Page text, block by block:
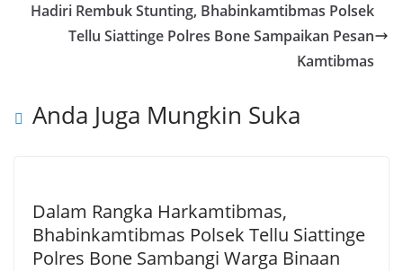
Hadiri Rembuk Stunting, Bhabinkamtibmas Polsek
Tellu Siattinge Polres Bone Sampaikan Pesan
Kamtibmas
Anda Juga Mungkin Suka
Dalam Rangka Harkamtibmas,
Bhabinkamtibmas Polsek Tellu Siattinge
Polres Bone Sambangi Warga Binaan